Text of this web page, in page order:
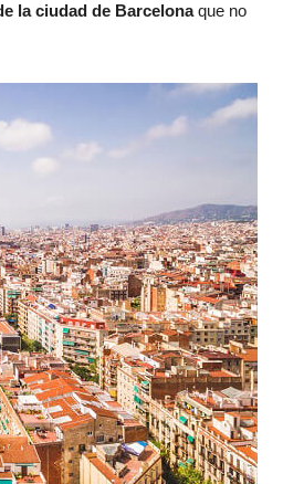
la ciudad de Barcelonaque no